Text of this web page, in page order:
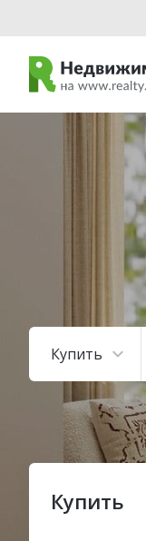
Купить
Купить